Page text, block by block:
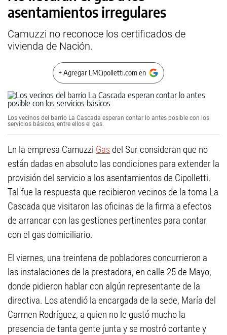
asentamientos irregulares
Camuzzi no reconoce los certificados de
vivienda de Nación.
+ Agregar LMCipolletti.com en
Los vecinos del barrio La Cascada esperan contar lo antes posible con los
servicios básicos, entre ellos el gas.
En la empresa Camuzzi Gas del Sur consideran que no
están dadas en absoluto las condiciones para extender la
provisión del servicio a los asentamientos de Cipolletti.
Tal fue la respuesta que recibieron vecinos de la toma La
Cascada que visitaron las oficinas de la firma a efectos
de arrancar con las gestiones pertinentes para contar
con el gas domiciliario.
El viernes, una treintena de pobladores concurrieron a
las instalaciones de la prestadora, en calle 25 de Mayo,
donde pidieron hablar con algún representante de la
directiva. Los atendió la encargada de la sede, María del
Carmen Rodríguez, a quien no le gustó mucho la
presencia de tanta gente junta y se mostró cortante y